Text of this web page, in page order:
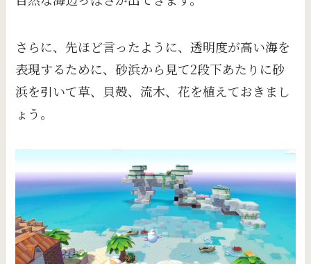
さらに、先ほど言ったように、透明度が高い海を
表現するために、砂浜から見て2段下あたりに砂
浜を引いて草、貝殻、流木、花を植えておきまし
ょう。